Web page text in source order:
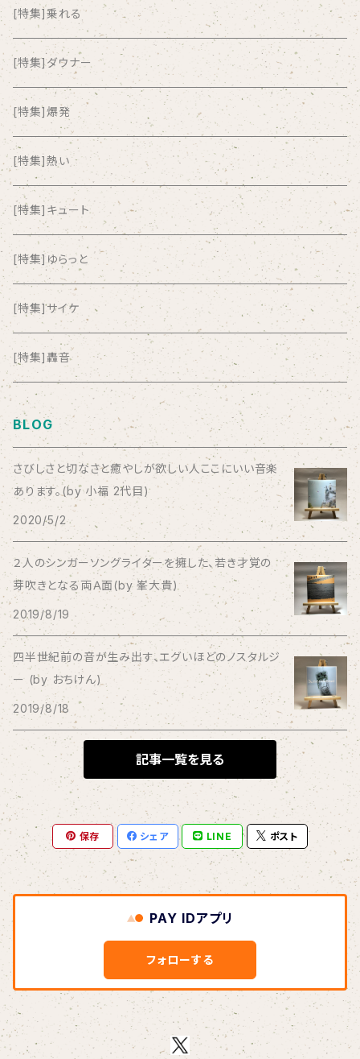
ALKASILKA
all about paradise
ALL ITEM 10 TIMES
Amia Calva
Amsterdamned
ANYO
And Summer Club
anticlockwise
Aysula
Bad Operation
Bagus!
BBBBBBB
The BEG
The Beths
THE BLACK SHANSONS
BLONDnewHALF
Blondy
BOAR HUNTER
bud&harbor
Bulbs Of Passion
B玉
Calme Adiction
[特集]乗れる
[特集]ダウナー
[特集]爆発
[特集]熱い
[特集]キュート
[特集]ゆらっと
[特集]サイケ
[特集]轟音
BLOG
さびしさと切なさと癒やしが欲しい人ここにいい音楽
あります。(by 小福 2代目)
2020/5/2
２人のシンガーソングライターを擁した、若き才覚の
芽吹きとなる両Ａ面(by 峯大貴)
2019/8/19
四半世紀前の音が生み出す、エグいほどのノスタルジ
ー (by おちけん)
2019/8/18
記事一覧を見る
保存 シェア LINE ポスト
PAY IDアプリ
フォローする